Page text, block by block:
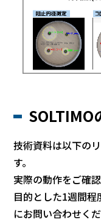
SOLTIMO
技術資料は以下の
す。
実際の動作をご確
目的とした1週間
にお問い合わせくだ